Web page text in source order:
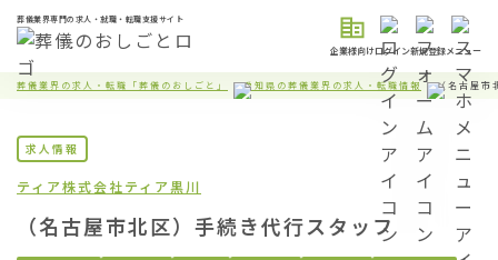
葬儀業界専門の求人・就職・転職支援サイト
企業様向けログイン新規登録メニュー
葬儀業界の求人・転職「葬儀のおしごと」 愛知県の葬儀業界の求人・転職情報 （名古屋市
求人情報
ティア株式会社ティア黒川
（名古屋市北区）手続き代行スタッフ